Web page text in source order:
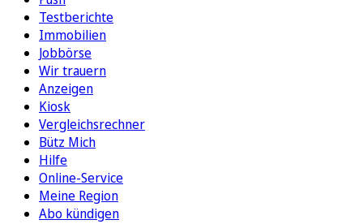
Testberichte
Immobilien
Jobbörse
Wir trauern
Anzeigen
Kiosk
Vergleichsrechner
Bütz Mich
Hilfe
Online-Service
Meine Region
Abo kündigen